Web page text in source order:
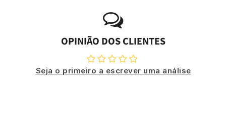
OPINIÃO DOS CLIENTES
Seja o primeiro a escrever uma análise